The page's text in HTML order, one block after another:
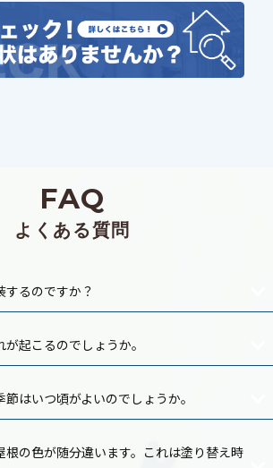
FAQ
よくある質問
するのですか？
起こるのでしょうか。
はいつ頃がよいのでしょうか。
根の色が随分違います。これは塗り替え時